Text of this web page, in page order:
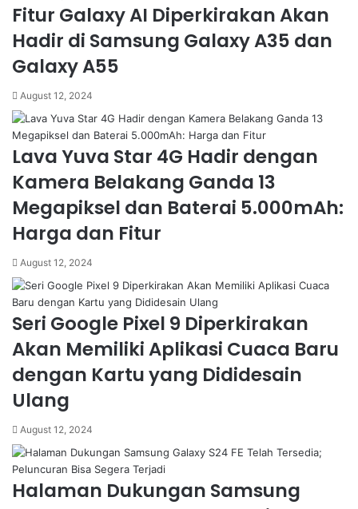
Fitur Galaxy AI Diperkirakan Akan
Hadir di Samsung Galaxy A35 dan
Galaxy A55
August 12, 2024
Lava Yuva Star 4G Hadir dengan
Kamera Belakang Ganda 13
Megapiksel dan Baterai 5.000mAh:
Harga dan Fitur
August 12, 2024
Seri Google Pixel 9 Diperkirakan
Akan Memiliki Aplikasi Cuaca Baru
dengan Kartu yang Dididesain
Ulang
August 12, 2024
Halaman Dukungan Samsung